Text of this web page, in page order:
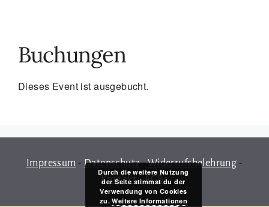
Buchungen
Dieses Event ist ausgebucht.
Impressum - Datenschutz-Widerrufsbelehrung -
Kontakt-AGBs
Durch die weitere Nutzung
der Seite stimmst du der
Verwendung von Cookies
zu.Weitere Informationen